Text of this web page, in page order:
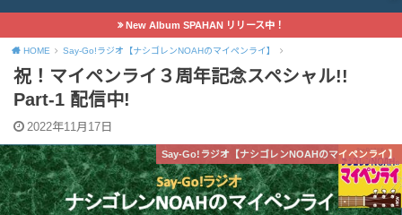
New Album SPAHAN リリース中！
HOME Say-Go!ラジオ【ナシゴレンNOAHのマイペンライ】
祝！マイペンライ３周年記念スペシャル!!
Part-1 配信中!
2022年11月17日
Say-Go!ラジオ【ナシゴレンNOAHのマイペンライ】